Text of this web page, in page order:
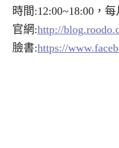
時間:12:00~18:00，
官網:http://
臉書:https://